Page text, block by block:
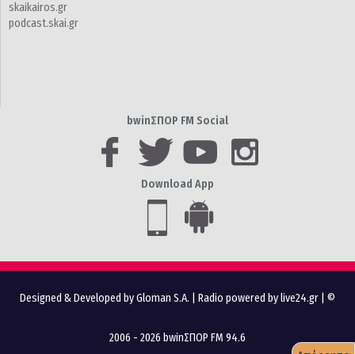
skaikairos.gr
podcast.skai.gr
bwinΣΠΟΡ FM Social
Download App
Designed & Developed by Gloman S.A. Radio powered by live24.gr | ©
2006 - 2026 bwinΣΠΟΡ FM 94.6